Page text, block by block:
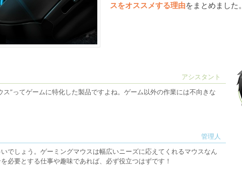
スをオススメする理由をまとめました。
ス”ってゲームに特化した製品ですよね。ゲーム以外の作業には不向きな
でしょう。ゲーミングマウスは幅広いニーズに応えてくれるマウスなん
必要とする仕事や趣味であれば、必ず役立つはずです！